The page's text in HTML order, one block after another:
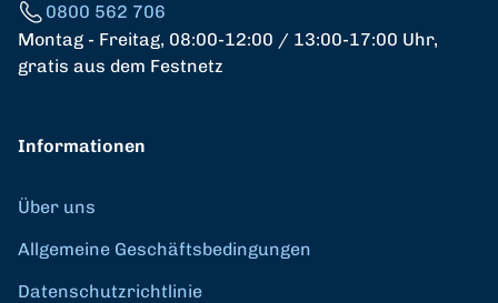
0800 562 706
Montag - Freitag, 08:00-12:00 / 13:00-17:00 Uhr,
gratis aus dem Festnetz
Informationen
Über uns
Allgemeine Geschäftsbedingungen
Datenschutzrichtlinie